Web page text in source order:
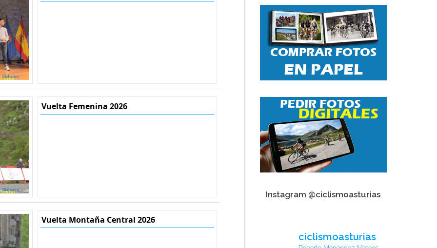
Vuelta Femenina 2026
Vuelta Montaña Central 2026
Instagram @ciclismoasturias
ciclismoasturias